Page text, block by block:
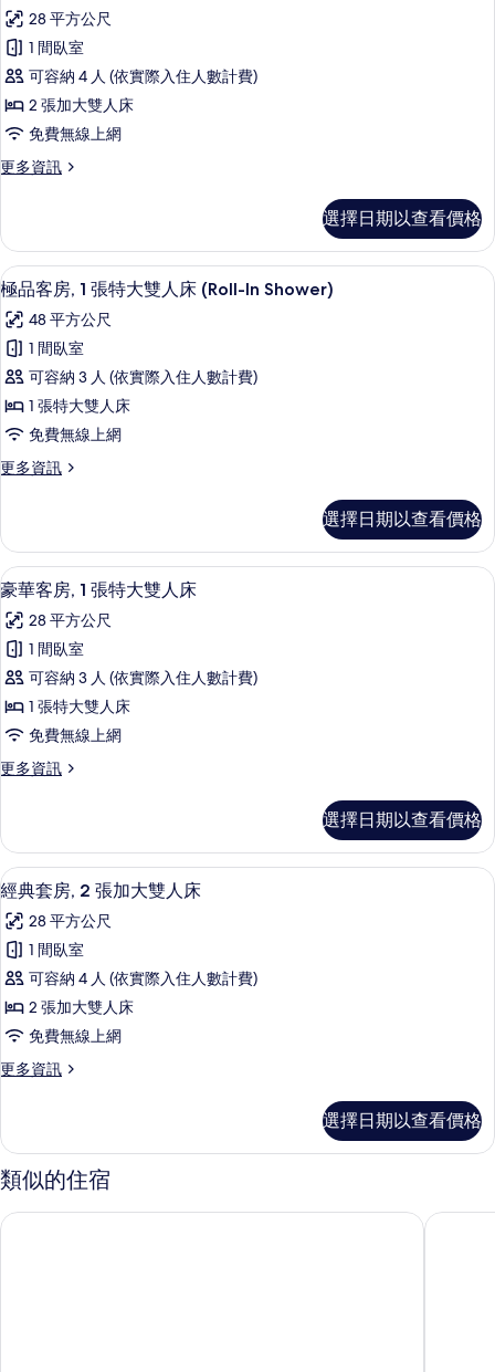
人
床
的
所
有
相
加
大
人
床
的
詳
情
示
傳
統
客
房,
張
大
雙
人
床,
無
障
礙
的
所
片
28 平方公尺
1 間臥室
可容納 4 人 (依實際入住人數計費)
2 張加大雙人床
免費無線上網
更多資訊
更
客
房,
2
加
大
人
床,
無
障
礙
選擇日期以查看價格
顯
示
極
品
客
房,
張
大
雙
人
床
(Roll-
In
Shower)
的
有
片
高級寢具、羽絨被、客房內保險箱、書
15
極品客房, 1 張特大雙人床 (Roll-In Shower)
48 平方公尺
1 間臥室
可容納 3 人 (依實際入住人數計費)
1 張特大雙人床
免費無線上網
更多資訊
更
客
房,
1
特
大
人
床
(Roll-
In
Shower)
選擇日期以查看價格
顯
示
豪
華
客
房,
張
大
雙
人
床
的
所
有
相
片
高級寢具、羽絨被、客房內保險箱、書
16
豪華客房, 1 張特大雙人床
28 平方公尺
1 間臥室
可容納 3 人 (依實際入住人數計費)
1 張特大雙人床
免費無線上網
更多資訊
更
客
房,
1
特
大
人
床
的
詳
情
選擇日期以查看價格
顯
示
經
典
套
房,
張
大
雙
人
床
49-吋平面電視、有線頻道、電視、付
16
經典套房, 2 張加大雙人床
28 平方公尺
1 間臥室
可容納 4 人 (依實際入住人數計費)
2 張加大雙人床
免費無線上網
更多資訊
更
套
房,
2
加
選擇日期以查看價格
類似的住宿
華盛頓特區切維切斯帕維隆希爾頓大使套房飯店 華盛頓